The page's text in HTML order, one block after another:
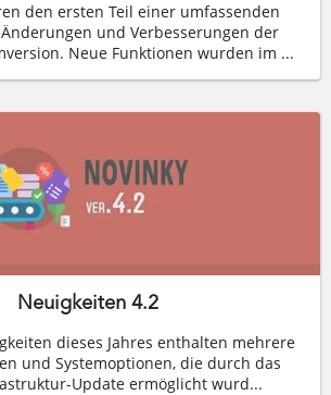
den ersten Teil einer umfassenden
und Verbesserungen der
Neue Funktionen wurden im ...
Neuigkeiten 4.2
dieses Jahres enthalten mehrere
und Systemoptionen, die durch das
Update ermöglicht wurd...